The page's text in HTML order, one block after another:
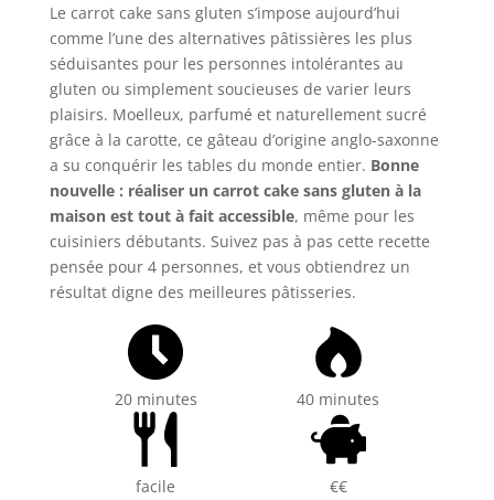
Le carrot cake sans gluten s’impose aujourd’hui
comme l’une des alternatives pâtissières les plus
séduisantes pour les personnes intolérantes au
gluten ou simplement soucieuses de varier leurs
plaisirs. Moelleux, parfumé et naturellement sucré
grâce à la carotte, ce gâteau d’origine anglo-saxonne
a su conquérir les tables du monde entier. Bonne
nouvelle : réaliser un carrot cake sans gluten à la
maison est tout à fait accessible, même pour les
cuisiniers débutants. Suivez pas à pas cette recette
pensée pour 4 personnes, et vous obtiendrez un
résultat digne des meilleures pâtisseries.
20 minutes 40 minutes
facile €€